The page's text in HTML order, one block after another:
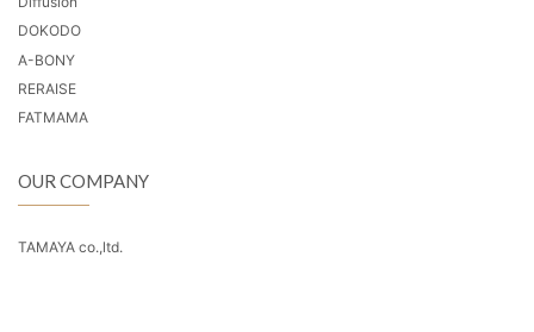
DOKODO
A-BONY
RERAISE
FATMAMA
OUR COMPANY
TAMAYA co.,ltd.